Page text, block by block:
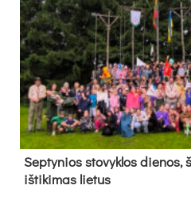
Sep­ty­nios sto­vyk­los
iš­ti­ki­mas lie­tus